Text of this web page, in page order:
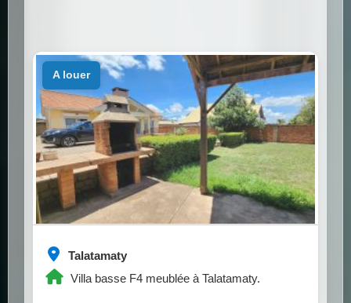
Talatamaty
Villa basse F4 meublée à Talatamaty.
a louer